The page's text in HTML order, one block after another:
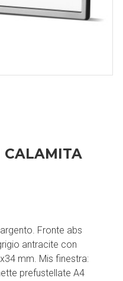
CALAMITA
Fronte abs
antracite con
mm. Mis finestra:
prefustellate A4